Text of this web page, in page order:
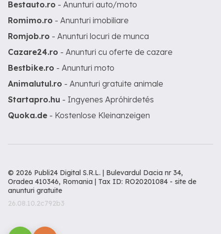
Bestauto.ro - Anunturi auto/moto
Romimo.ro - Anunturi imobiliare
Romjob.ro - Anunturi locuri de munca
Cazare24.ro - Anunturi cu oferte de cazare
Bestbike.ro - Anunturi moto
Animalutul.ro - Anunturi gratuite animale
Startapro.hu - Ingyenes Apróhirdetés
Quoka.de - Kostenlose Kleinanzeigen
© 2026 Publi24 Digital S.R.L. | Bulevardul Dacia nr 34,
Oradea 410346, Romania | Tax ID: RO20201084 - site de
anunturi gratuite
26.08.10.2c792b3